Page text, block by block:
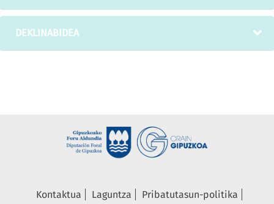
DEKLINABIDEA
Kontaktua Laguntza
Pribatutasun-politika